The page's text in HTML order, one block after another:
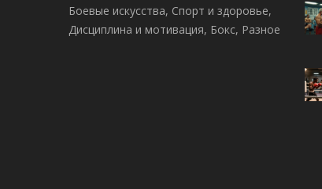
развитие бойца и какие аспекты её
формируют.
Боевые искусства, Спорт и здоровье,
Дисциплина и мотивация, Бокс, Разное